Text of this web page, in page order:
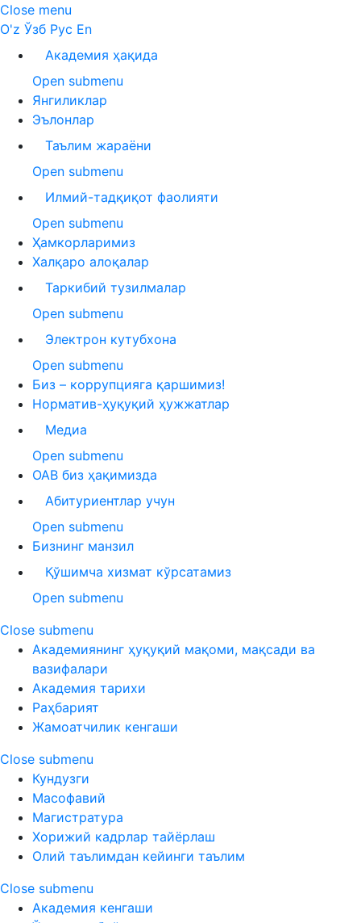
Close menu
O'z Ўзб Рус En
Академия ҳақида
Open submenu
Янгиликлар
Эълонлар
Таълим жараёни
Open submenu
Илмий-тадқиқот фаолияти
Open submenu
Ҳамкорларимиз
Халқаро алоқалар
Таркибий тузилмалар
Open submenu
Электрон кутубхона
Open submenu
Биз – коррупцияга қаршимиз!
Норматив-ҳуқуқий ҳужжатлар
Медиа
Open submenu
ОАВ биз ҳақимизда
Абитуриентлар учун
Open submenu
Бизнинг манзил
Қўшимча хизмат кўрсатамиз
Open submenu
Close submenu
Академиянинг ҳуқуқий мақоми, мақсади ва
вазифалари
Академия тарихи
Раҳбарият
Жамоатчилик кенгаши
Close submenu
Кундузги
Масофавий
Магистратура
Хорижий кадрлар тайёрлаш
Олий таълимдан кейинги таълим
Close submenu
Академия кенгаши